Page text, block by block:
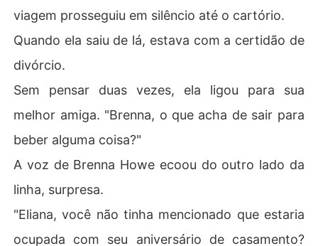
viagem prosseguiu em silêncio até o cartório.
Quando ela saiu de lá, estava com a certidão de
divórcio.
Sem pensar duas vezes, ela ligou para sua
melhor amiga. "Brenna, o que acha de sair para
beber alguma coisa?"
A voz de Brenna Howe ecoou do outro lado da
linha, surpresa.
"Eliana, você não tinha mencionado que estaria
ocupada com seu aniversário de casamento?